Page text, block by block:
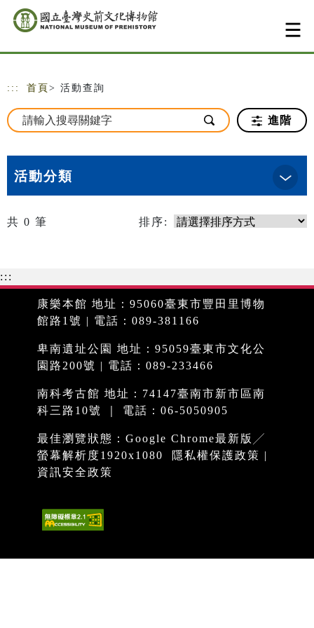
跳到主要內容
網站導覽
::: 首頁 > 活動查詢
進階
活動分類
共 0 筆 排序:
:::
康樂本館 地址：95060臺東市豐田里博物
館路1號 | 電話：089-381166
卑南遺址公園 地址：95059臺東市文化公
園路200號 | 電話：089-233466
南科考古館 地址：74147臺南市新市區南
科三路10號 ｜ 電話：06-5050905
最佳瀏覽狀態：Google Chrome最新版╱
螢幕解析度1920x1080
隱私權保護政策 |
資訊安全政策